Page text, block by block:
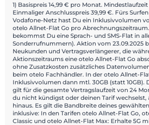
1) Basispreis 14,99 € pro Monat.
Einmaliger Anschlusspreis 39,99 €. Fürs
Vodafone-Netz hast Du ein Inklusivvolumen
otelo Allnet-Flat Go pro
bekommst Du eine Sprach- und SMS-Flat in
Sonderrufnummern). Aktion vom 23.09.2025
Neukunden und Vertragsverlängerer, die
Aktionszeitraums eine otelo Allnet-Flat Go
ohne Zusatzkosten zusätzliches
beim otelo Fachhändler. In der otelo Allnet-
Inklusivvolumen dann mtl. 30GB (statt 10GB).
gilt für die gesamte Vertragslaufzeit von 24
du nicht kündigst oder deinen Tarif wechselst,
hinaus. Es gilt die Bandbreite deines
inklusive: In den Tarifen otelo Allnet-Flat Go,
Classic und otelo Allnet-Flat Max: Erhalte 5G